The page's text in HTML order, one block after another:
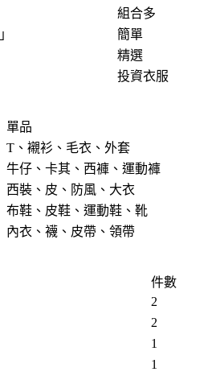
組合多
」
簡單
精選
投資衣服
單品
T、襯衫、毛衣、外套
牛仔、卡其、西褲、運動褲
西裝、皮、防風、大衣
布鞋、皮鞋、運動鞋、靴
內衣、襪、皮帶、領帶
件數
2
2
1
1